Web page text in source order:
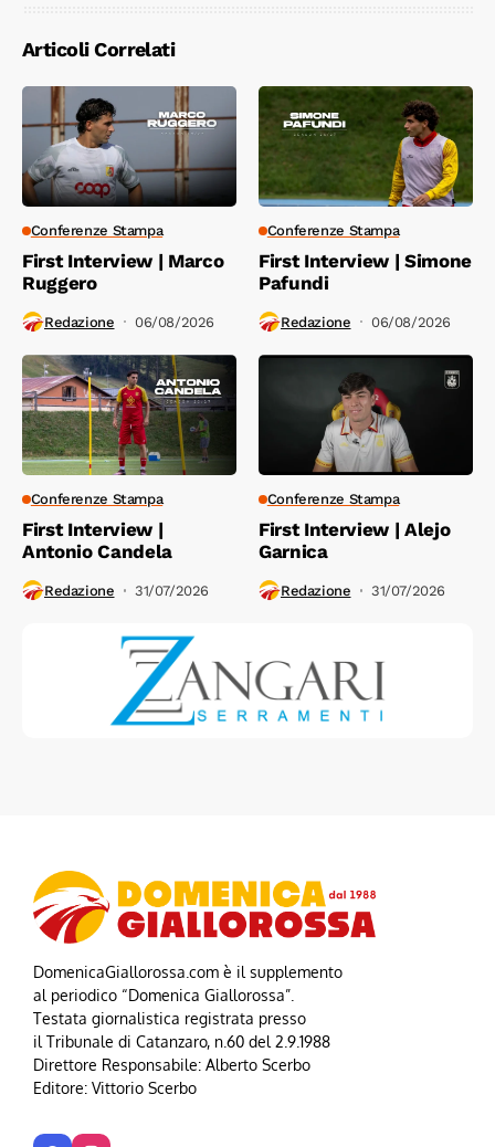
Articoli Correlati
Conferenze Stampa
First Interview | Marco
Ruggero
Redazione 06/08/2026
Conferenze Stampa
First Interview | Simone
Pafundi
Redazione 06/08/2026
Conferenze Stampa
First Interview |
Antonio Candela
Redazione 31/07/2026
Conferenze Stampa
First Interview | Alejo
Garnica
Redazione 31/07/2026
DomenicaGiallorossa.com è il supplemento
al periodico “Domenica Giallorossa”.
Testata giornalistica registrata presso
il Tribunale di Catanzaro, n.60 del 2.9.1988
Direttore Responsabile: Alberto Scerbo
Editore: Vittorio Scerbo